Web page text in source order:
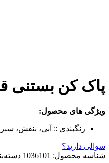
پاک کن بستنی
ویژگی های محصول:
رنگبندی :: آبی، بنفش،
سوالی دارید؟
شناسه محصول: 1036101